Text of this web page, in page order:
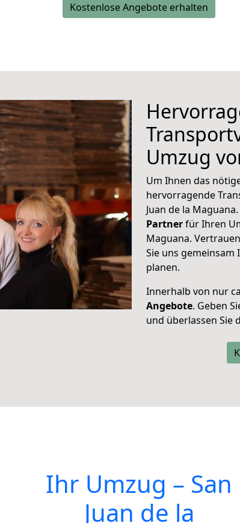
Kostenlose Angebote erhalten
Umzug
Um Ihnen das
hervorragende
Juan de la
Partnerfür Ihren
Maguana.
Sie uns gemeinsam
planen.
Innerhalb von nur
Angebote. Geben
und überlassen Sie
Ihr Umzug – San
Juan de la